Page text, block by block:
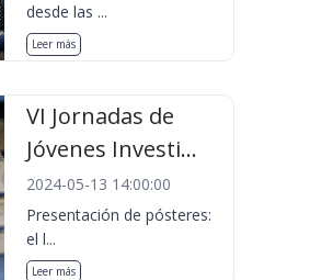
desde las ...
Leer más
VI Jornadas de
Jóvenes Investi...
2024-05-13 14:00:00
Presentación de pósteres:
el l...
Leer más